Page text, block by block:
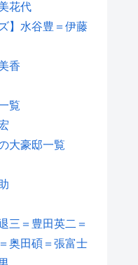
花代
】水谷豊＝伊藤
香
覧
大豪邸一覧
三＝豊田英二＝
奥田碩＝張富士